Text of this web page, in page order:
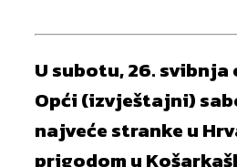
U subotu, 26. svibnja
Opći (izvještajni)
najveće stranke u
prigodom u